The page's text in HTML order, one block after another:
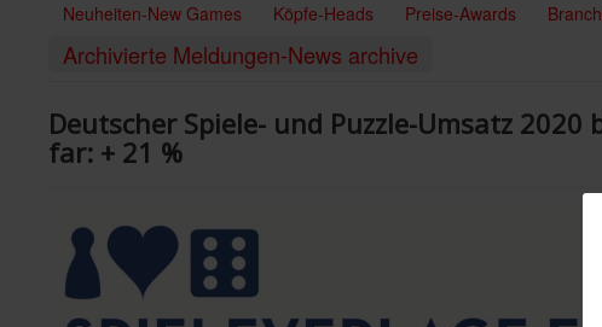
Neuheiten-New Games
Köpfe-Heads Preise-Awards
Archivierte Meldungen-News archive
Deutscher Spiele- und Puzzle-Umsatz
far: + 21 %